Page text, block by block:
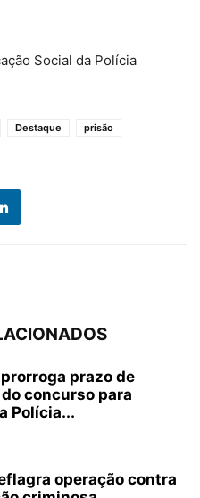
Social da Polícia
Destaque prisão
prazo de
concurso para
Polícia...
operação contra